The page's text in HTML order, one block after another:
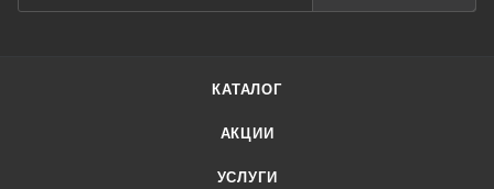
КАТАЛОГ
АКЦИИ
УСЛУГИ